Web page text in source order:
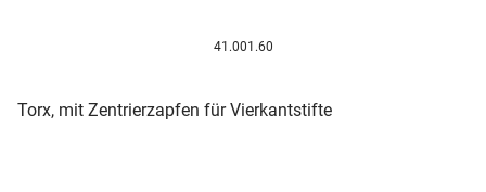
41.001.60
Torx, mit Zentrierzapfen für Vierkantstifte